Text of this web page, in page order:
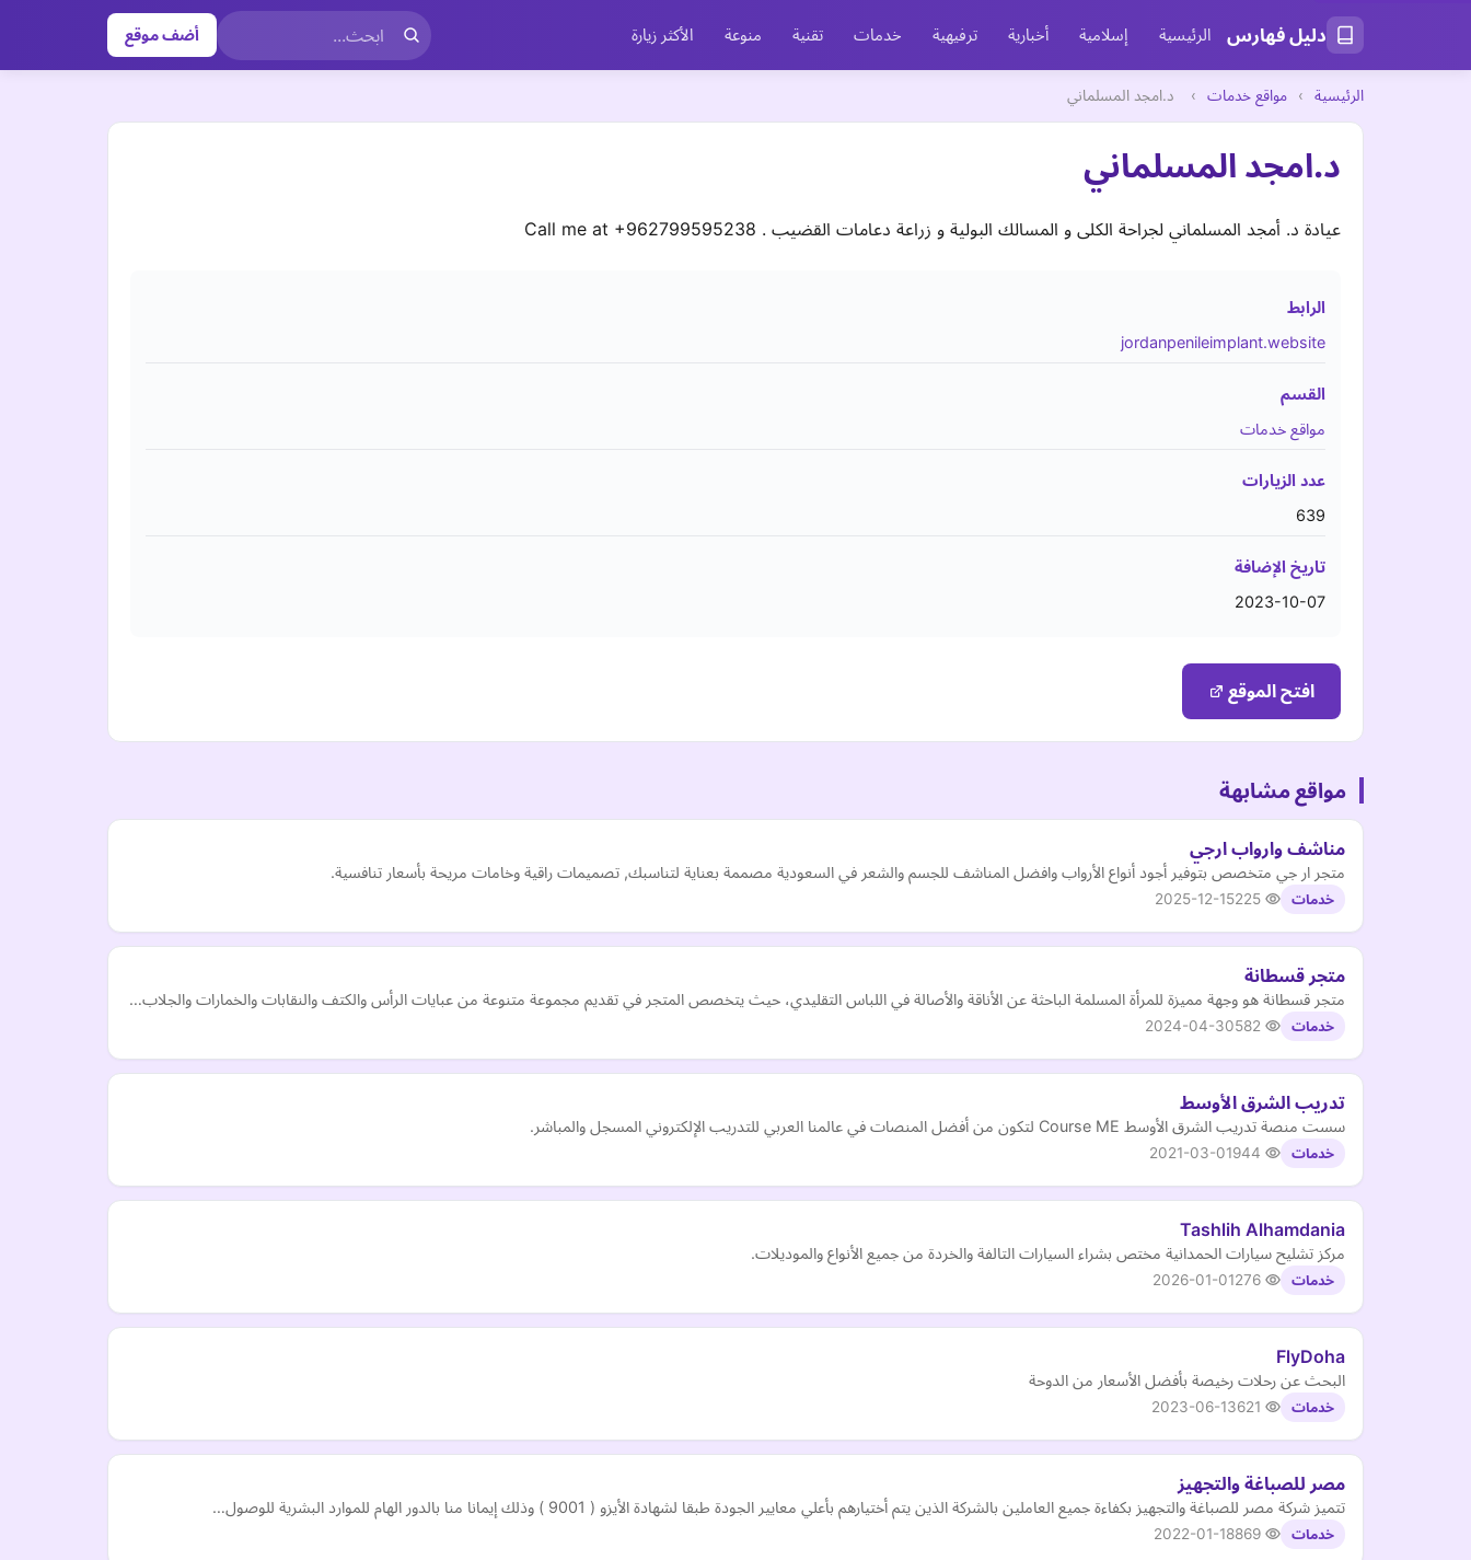
دليل فهارس الرئيسية إسلامية أخبارية ترفيهية خدمات تقنية منوعة الأكثر زيارة أضف موقع
الرئيسية › مواقع خدمات › د.امجد المسلماني
د.امجد المسلماني
عيادة د. أمجد المسلماني لجراحة الكلى و المسالك البولية و زراعة دعامات القضيب . Call me at +962799595238
الرابط
jordanpenileimplant.website
القسم
مواقع خدمات
عدد الزيارات
639
تاريخ الإضافة
2023-10-07
افتح الموقع
مواقع مشابهة
مناشف وارواب ارجي
متجر ار جي متخصص بتوفير أجود أنواع الأرواب وافضل المناشف للجسم والشعر في السعودية مصممة بعناية لتناسبك, تصميمات راقية وخامات مريحة بأسعار تنافسية.
خدمات 2025-12-15
متجر قسطانة
متجر قسطانة هو وجهة مميزة للمرأة المسلمة الباحثة عن الأناقة والأصالة في اللباس التقليدي، حيث يتخصص المتجر في تقديم مجموعة متنوعة من عبايات الرأس والكتف والنقابات والخمارات والجلاب…
خدمات 2024-04-30
تدريب الشرق الأوسط
سست منصة تدريب الشرق الأوسط Course ME لتكون من أفضل المنصات في عالمنا العربي للتدريب الإلكتروني المسجل والمباشر.
خدمات 2021-03-01
Tashlih Alhamdania
مركز تشليح سيارات الحمدانية مختص بشراء السيارات التالفة والخردة من جميع الأنواع والموديلات.
خدمات 2026-01-01
FlyDoha
البحث عن رحلات رخيصة بأفضل الأسعار من الدوحة
خدمات 2023-06-13
مصر للصباغة والتجهيز
تتميز شركة مصر للصباغة والتجهيز بكفاءة جميع العاملين بالشركة الذين يتم أختيارهم بأعلي معايير الجودة طبقا لشهادة الأيزو ( 9001 ) وذلك إيمانا منا بالدور الهام للموارد البشرية للوصول…
خدمات 2022-01-18